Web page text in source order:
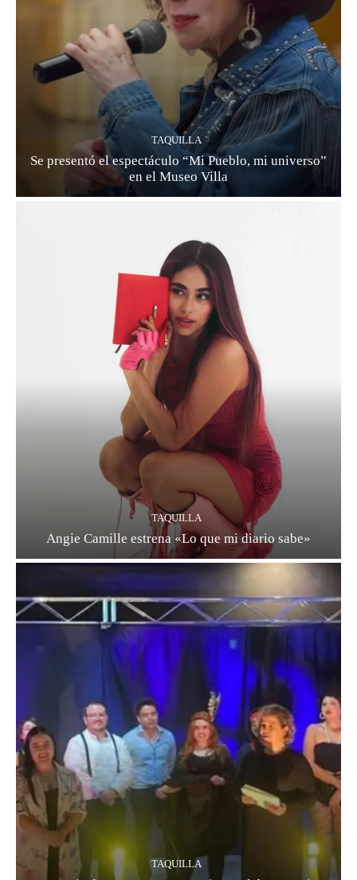
TAQUILLA
Se presentó el espectáculo “Mi Pueblo, mi universo”
en el Museo Villa
TAQUILLA
Angie Camille estrena «Lo que mi diario sabe»
TAQUILLA